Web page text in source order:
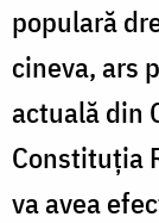
populară
cineva, ars
actuală din
Constituţia
va avea